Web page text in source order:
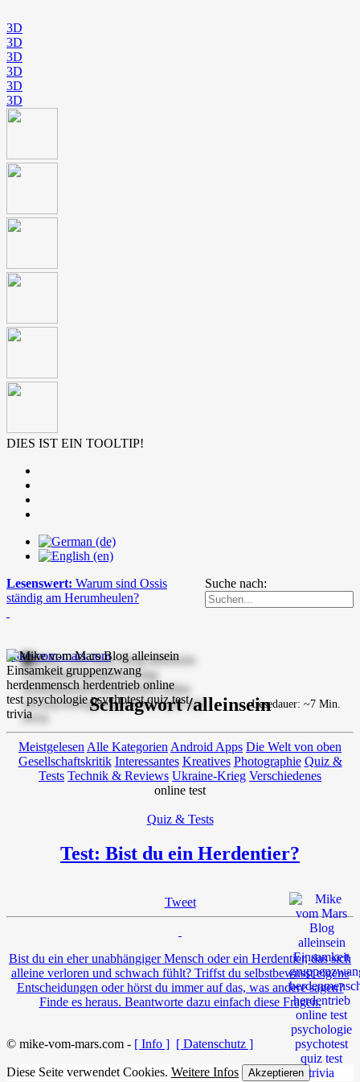
3D
3D
3D
3D
3D
3D
DIES IST EIN TOOLTIP!
Suche nach:
Lesenswert: Warum sind Ossis
ständig am Herumheulen?
mike-vom-mars.com
Schlagwort /alleinsein
Meistgelesen Alle Kategorien Android Apps Die Welt von oben
Gesellschaftskritik Interessantes Kreatives Photographie Quiz &
Tests Technik & Reviews Ukraine-Krieg Verschiedenes
online test
Quiz & Tests
Test: Bist du ein Herdentier?
Tweet
Lesedauer: ~7 Min.
Bist du ein eher unabhängiger Mensch oder ein Herdentier, das sich
alleine verloren und schwach fühlt? Triffst du selbstbewusst eigene
Entscheidungen oder hörst du immer auf das, was andere sagen?
Finde es heraus. Beantworte dazu einfach diese Fragen.
© mike-vom-mars.com - [ Info ] [ Datenschutz ]
Diese Seite verwendet Cookies. Weitere Infos Akzeptieren